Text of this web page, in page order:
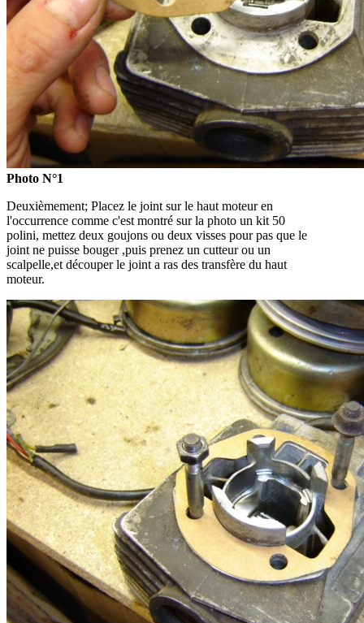
Photo N°1
Deuxièmement; Placez le joint sur le haut moteur en
l'occurrence comme c'est montré sur la photo un kit 50
polini, mettez deux goujons ou deux visses pour pas que le
joint ne puisse bouger ,puis prenez un cutteur ou un
scalpelle,et découper le joint a ras des transfère du haut
moteur.